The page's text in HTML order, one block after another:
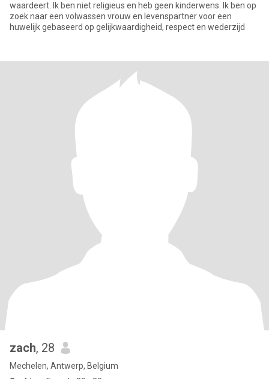
waardeert. Ik ben niet religieus en heb geen kinderwens. Ik ben op
zoek naar een volwassen vrouw en levenspartner voor een
huwelijk gebaseerd op gelijkwaardigheid, respect en wederzijd
zach, 28
Mechelen, Antwerp, Belgium